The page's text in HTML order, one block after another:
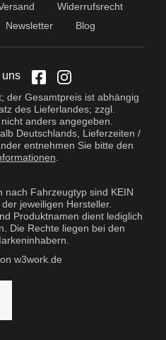
Widerrufsrecht
Newsletter Blog
uns
der Gesamtpreis ist abhängig
des Lieferlandes; zzgl.
nicht anders angegeben.
Deutschlands, Lieferzeiten /
entnehmen Sie bitte den
nach Fahrzeugtyp sind KEIN
jeweiligen Hersteller.
Produktnamen dient lediglich
Die Rechte liegen bei den
w3work.de